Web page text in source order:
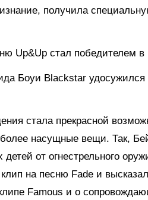
получила
Up&Up стал
Боуи Blackstar
стала прекрасной
более насущные вещи. Так,
от огнестрельного
на песню Fade и
Famous и о